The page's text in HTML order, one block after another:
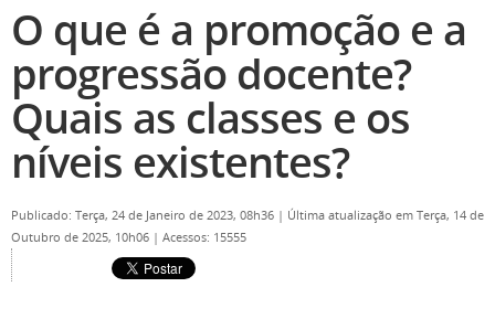
O que é a promoção e a
progressão docente?
Quais as classes e os
níveis existentes?
Publicado: Terça, 24 de Janeiro de 2023, 08h36 | Última atualização em Terça, 14 de
Outubro de 2025, 10h06 | Acessos: 15555